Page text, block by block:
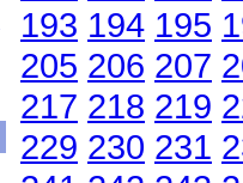
193 194 195
205 206 207
217 218 219
229 230 231